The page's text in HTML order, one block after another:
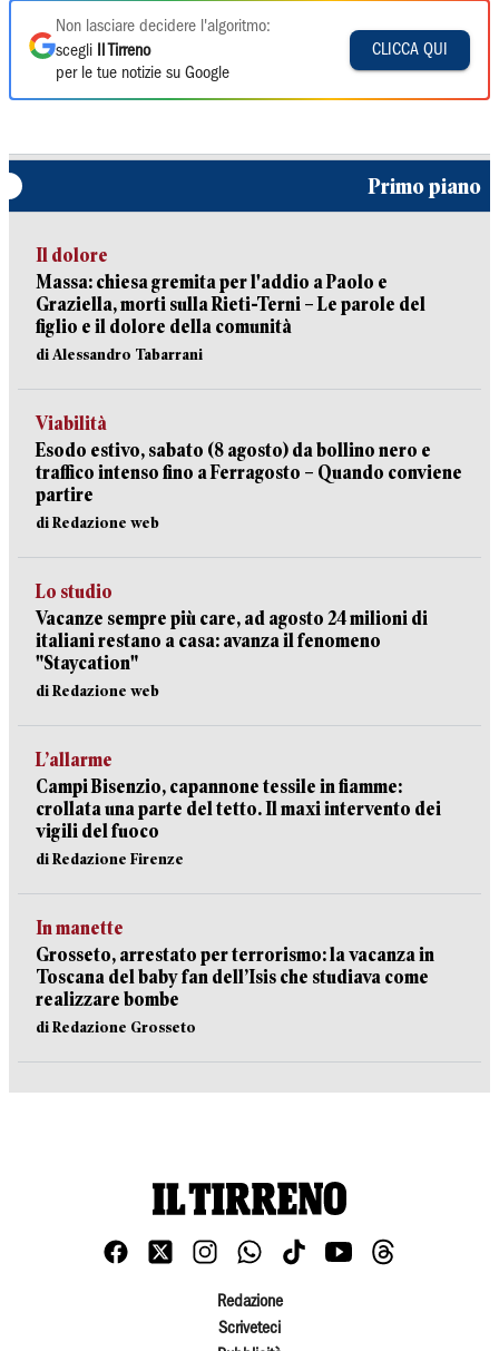
Non lasciare decidere l'algoritmo:
scegli
Il Tirreno
per le tue notizie su Google
CLICCA QUI
Primo piano
Il dolore
Massa: chiesa gremita per l'addio a Paolo e
Graziella, morti sulla Rieti-Terni – Le parole del
figlio e il dolore della comunità
di Alessandro Tabarrani
Viabilità
Esodo estivo, sabato (8 agosto) da bollino nero e
traffico intenso fino a Ferragosto – Quando conviene
partire
di Redazione web
Lo studio
Vacanze sempre più care, ad agosto 24 milioni di
italiani restano a casa: avanza il fenomeno
"Staycation"
di Redazione web
L’allarme
Campi Bisenzio, capannone tessile in fiamme:
crollata una parte del tetto. Il maxi intervento dei
vigili del fuoco
di Redazione Firenze
In manette
Grosseto, arrestato per terrorismo: la vacanza in
Toscana del baby fan dell’Isis che studiava come
realizzare bombe
di Redazione Grosseto
Redazione
Scriveteci